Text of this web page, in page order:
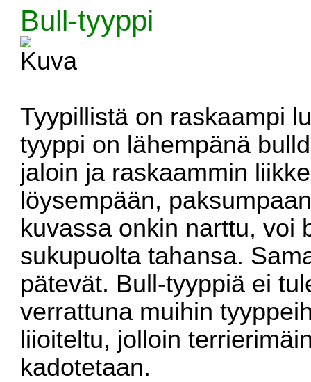
Bull-tyyppi
Tyypillistä on raskaampi
tyyppi on lähempänä
jaloin ja raskaammin
löysempään,
kuvassa onkin narttu, voi
sukupuolta tahansa.
pätevät. Bull-tyyppiä ei
verrattuna muihin
liioiteltu, jolloin
kadotetaan.